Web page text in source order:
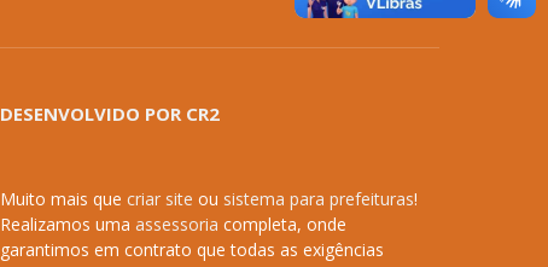
DESENVOLVIDO POR CR2
Muito mais que criar site ou sistema para prefeituras!
Realizamos uma assessoria completa, onde
garantimos em contrato que todas as exigências